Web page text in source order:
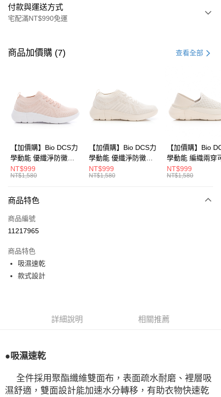
付款與運送方式
宅配滿NT$990免運
信用卡一次付款
悠遊付
Google Pay
全盈+PAY
ATM付款
宅配
每筆NT$80，滿NT$990(含以上)免運費
付款後門市自取
每筆NT$80，滿NT$699(含以上)免運費
商品加價購 (7) 查看全部
【加價購】Bio DCS力
學動能 優纖淨防黴抑
菌 休閒鞋(女
231624551)
NT$999
NT$1,580
【加價購】Bio DCS力
學動能 優纖淨防黴抑
菌 休閒鞋(女
231624541)
NT$999
NT$1,580
【加價購】Bio
學動能 編織兩穿
式後跟 輕便鞋 運
(女231624441)
NT$999
NT$1,580
商品特色
商品編號
11217965
商品特色
吸濕速乾
款式設計
詳細說明 相關推薦
●吸濕速乾
全件採用聚酯纖維雙面布，表面疏水耐磨、裡層吸
濕舒適，雙面設計能加速水分轉移，有助衣物快速乾